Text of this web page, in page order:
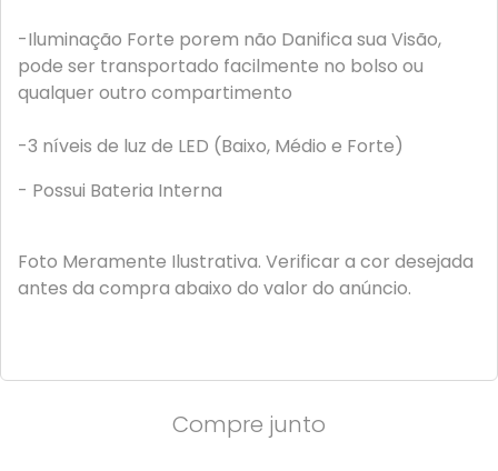
-Iluminação Forte porem não Danifica sua Visão,
pode ser transportado facilmente no bolso ou
qualquer outro compartimento
-3 níveis de luz de LED (Baixo, Médio e Forte)
- Possui Bateria Interna
Foto Meramente Ilustrativa. Verificar a cor desejada
antes da compra abaixo do valor do anúncio.
Compre junto